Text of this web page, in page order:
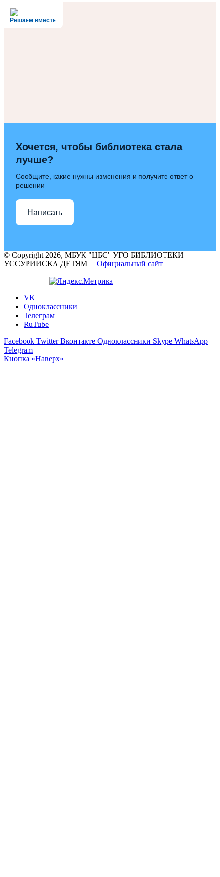
Решаем вместе
Хочется, чтобы библиотека стала
лучше?
Сообщите, какие нужны изменения и получите ответ о
решении
Написать
© Copyright 2026, МБУК "ЦБС" УГО БИБЛИОТЕКИ
УССУРИЙСКА ДЕТЯМ | Официальный сайт
VK
Одноклассники
Телеграм
RuTube
Facebook Twitter Вконтакте Одноклассники Skype WhatsApp
Telegram
Кнопка «Наверх»